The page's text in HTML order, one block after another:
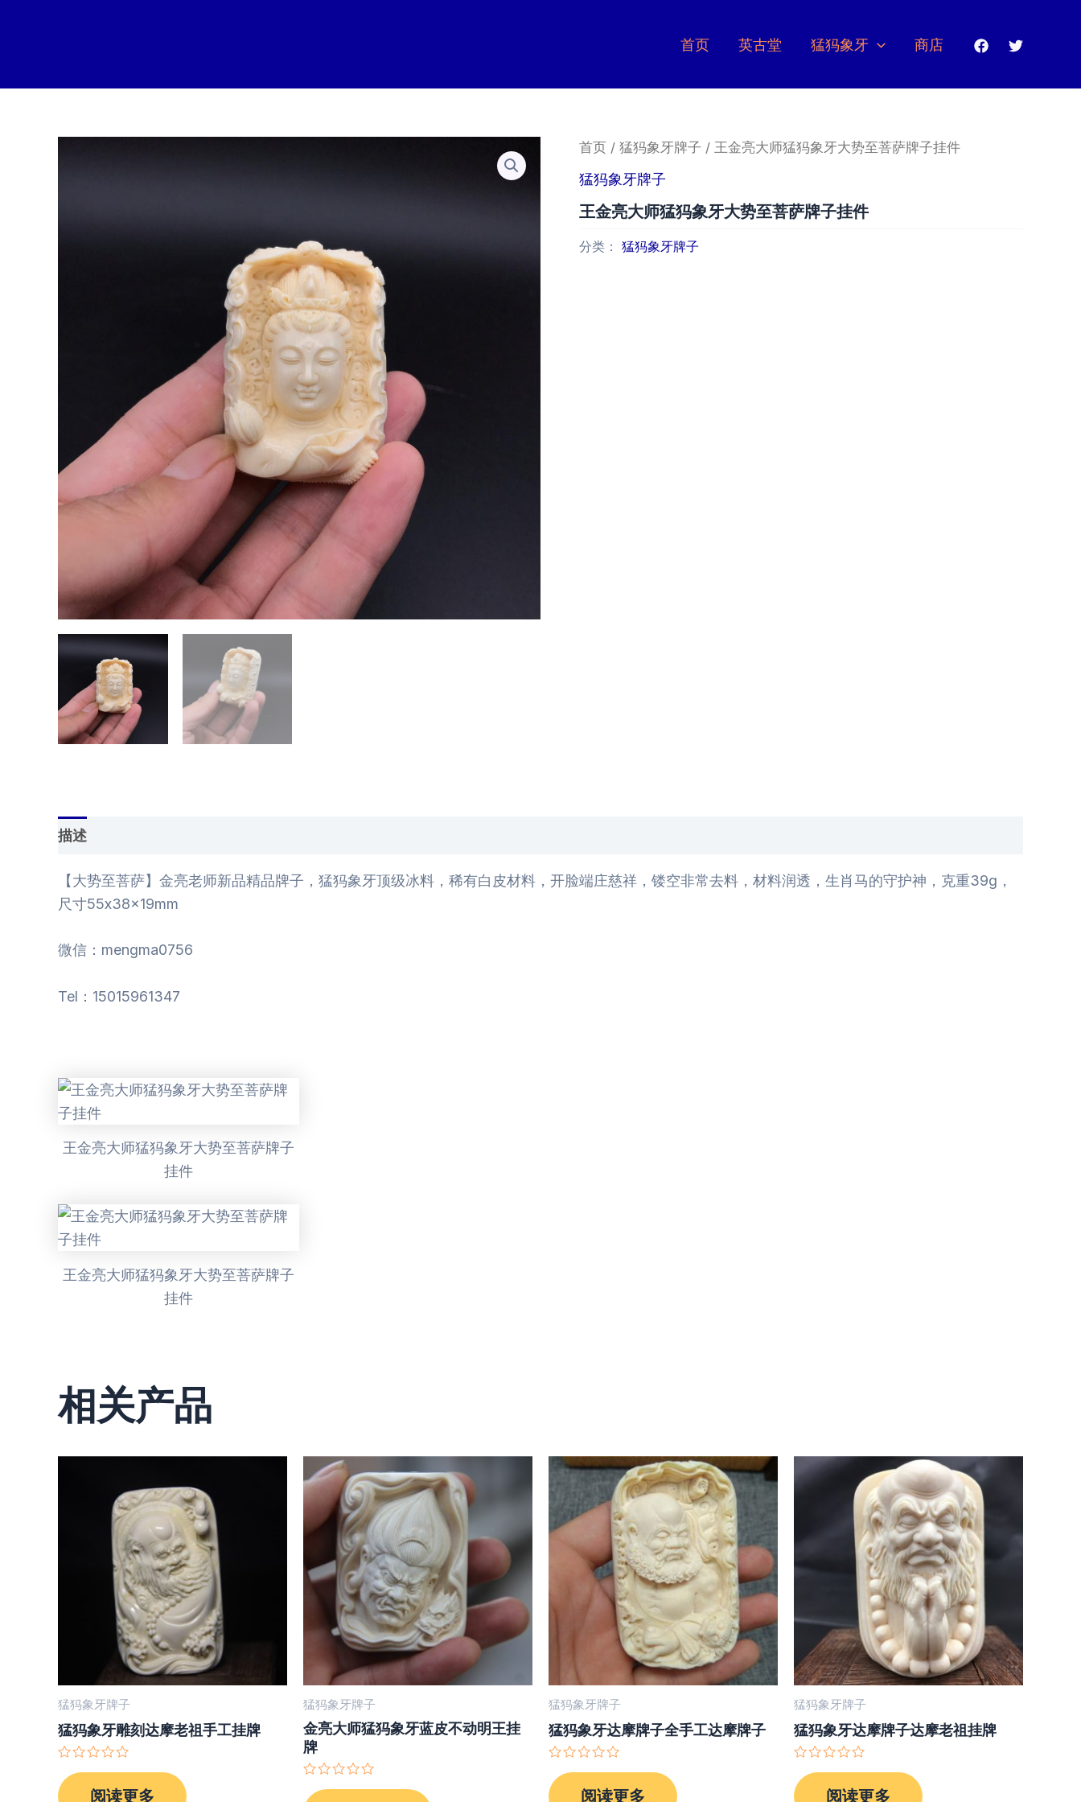
首页 英古堂 猛犸象牙 商店
首页 / 猛犸象牙牌子 / 王金亮大师猛犸象牙大势至菩萨牌子挂件
猛犸象牙牌子
王金亮大师猛犸象牙大势至菩萨牌子挂件
分类： 猛犸象牙牌子
描述
【大势至菩萨】金亮老师新品精品牌子，猛犸象牙顶级冰料，稀有白皮材料，开脸端庄慈祥，镂空非常去料，材料润透，生肖马的守护神，克重39g，
尺寸55x38x19mm
微信：mengma0756
Tel：15015961347
王金亮大师猛犸象牙大势至菩萨牌子
挂件
王金亮大师猛犸象牙大势至菩萨牌子
挂件
相关产品
猛犸象牙牌子
猛犸象牙雕刻达摩老祖手工挂牌
分
0
阅读更多
猛犸象牙牌子
金亮大师猛犸象牙蓝皮不动明王挂
牌
分
猛犸象牙牌子
猛犸象牙达摩牌子全手工达摩牌子
分
0
阅读更多
猛犸象牙牌子
猛犸象牙达摩牌子达摩老祖挂牌
分
0
阅读更多